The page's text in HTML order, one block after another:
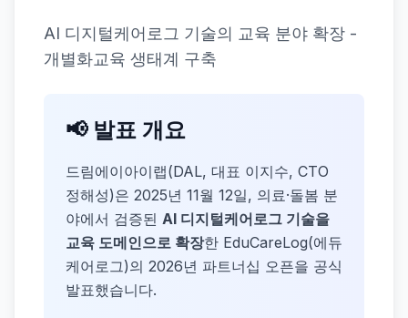
AI 디지털케어로그 기술의 교육 분야 확장 -
개별화교육 생태계 구축
📢 발표 개요
드림에이아이랩(DAL, 대표 이지수, CTO
정해성)은 2025년 11월 12일, 의료·돌봄 분
야에서 검증된 AI 디지털케어로그 기술을
교육 도메인으로 확장한 EduCareLog(에듀
케어로그)의 2026년 파트너십 오픈을 공식
발표했습니다.